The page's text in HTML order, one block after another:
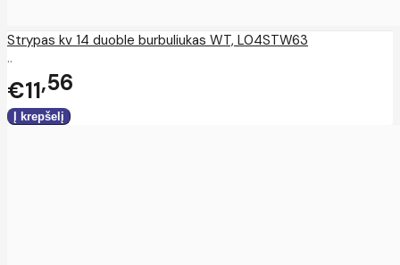
Strypas kv 14 duoble burbuliukas WT, L04STW63
..
€11 56